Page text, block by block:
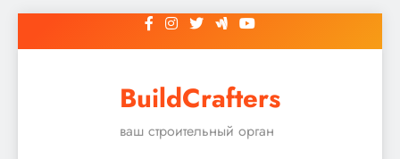
к
BuildCrafters
ваш строительный орган